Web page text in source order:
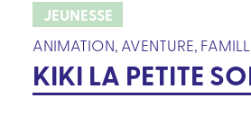
JEUNESSE
ANIMATION, AVENTURE,
KIKI LA PETITE